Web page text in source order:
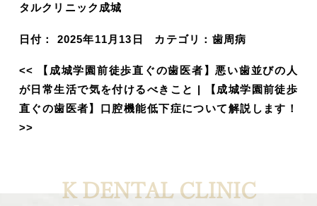
タルクリニック成城
日付： 2025年11月13日 カテゴリ： 歯周病
<< 【成城学園前徒歩直ぐの歯医者】悪い歯並びの人
が日常生活で気を付けるべきこと |
【成城学園前徒歩
直ぐの歯医者】口腔機能低下症について解説します！
>>
K DENTAL CLINIC